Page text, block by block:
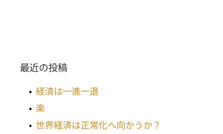
最近の投稿
経済は一進一退
楽
世界経済は正常化へ向かうか？